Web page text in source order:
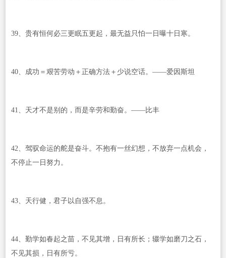
39、贵有恒何必三更眠五更起，最无益只怕一日曝十日寒。
40、成功＝艰苦劳动＋正确方法＋少说空话。——爱因斯坦
41、天才不是别的，而是辛劳和勤奋。——比丰
42、驾驭命运的舵是奋斗。不抱有一丝幻想，不放弃一点机会，
不停止一日努力。
43、天行健，君子以自强不息。
44、勤学如春起之苗，不见其增，日有所长；辍学如磨刀之石，
不见其损，日有所亏。